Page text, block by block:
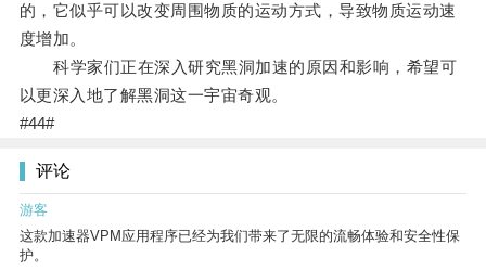
的，它似乎可以改变周围物质的运动方式，导致物质运动速
度增加。
科学家们正在深入研究黑洞加速的原因和影响，希望可
以更深入地了解黑洞这一宇宙奇观。
#44#
评论
游客
这款加速器VPM应用程序已经为我们带来了无限的流畅体验和安全性保
护。